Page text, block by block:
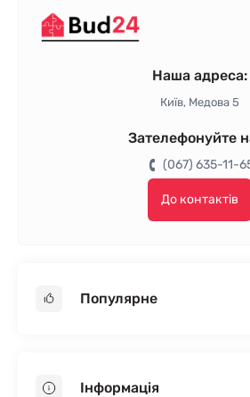
Наша адреса:
Київ, Медова 5
Зателефонуйте
(067) 635-11-
До контактів
Популярне
Інформація